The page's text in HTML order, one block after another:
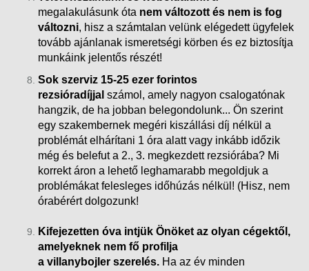
megalakulásunk óta nem változott és nem is fog
változni, hisz a számtalan velünk elégedett ügyfelek
tovább ajánlanak ismeretségi körben és ez biztosítja
munkáink jelentős részét!
Sok szerviz 15-25 ezer forintos
rezsióradíjjal számol, amely nagyon csalogatónak
hangzik, de ha jobban belegondolunk... Ön szerint
egy szakembernek megéri kiszállási díj nélkül a
problémát elhárítani 1 óra alatt vagy inkább időzik
még és belefut a 2., 3. megkezdett rezsiórába? Mi
korrekt áron a lehető leghamarabb megoldjuk a
problémákat felesleges időhúzás nélkül! (Hisz, nem
órabérért dolgozunk!
Kifejezetten óva intjük Önöket az olyan cégektől,
amelyeknek nem fő profilja
a villanybojler szerelés. Ha az év minden